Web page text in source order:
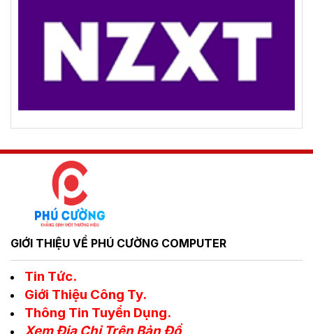
GIỚI THIỆU VỀ PHÚ CƯỜNG COMPUTER
Tin Tức.
Giới Thiệu Công Ty.
Thông Tin Tuyển Dụng.